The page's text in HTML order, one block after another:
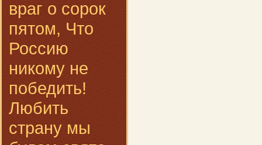
враг о сорок
пятом, Что
Россию
никому не
победить!
Любить
страну мы